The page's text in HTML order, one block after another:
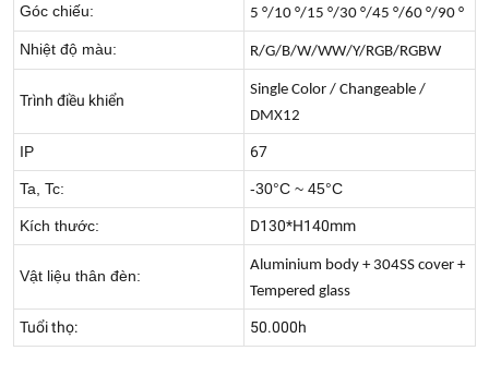
Góc chiếu: 5 °/10 °/15 °/30 °/45 °/60 °/90 °
Nhiệt độ màu: R/G/B/W/WW/Y/RGB/RGBW
Trình điều khiển
Single Color / Changeable /
DMX12
IP 67
Ta, Tc: -30°C ~ 45°C
Kích thước: D130*H140mm
Vật liệu thân đèn:
Aluminium body + 304SS cover +
Tempered glass
Tuổi thọ: 50.000h